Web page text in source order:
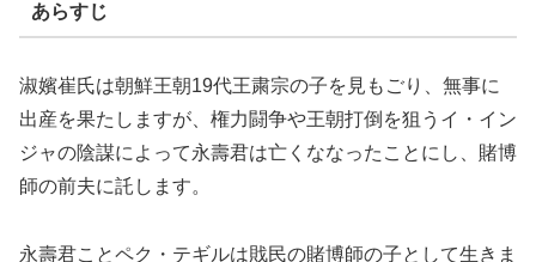
あらすじ
淑嬪崔氏は朝鮮王朝19代王粛宗の子を見もごり、無事に
出産を果たしますが、権力闘争や王朝打倒を狙うイ・イン
ジャの陰謀によって永壽君は亡くななったことにし、賭博
師の前夫に託します。
永壽君ことペク・テギルは戝民の賭博師の子として生きま